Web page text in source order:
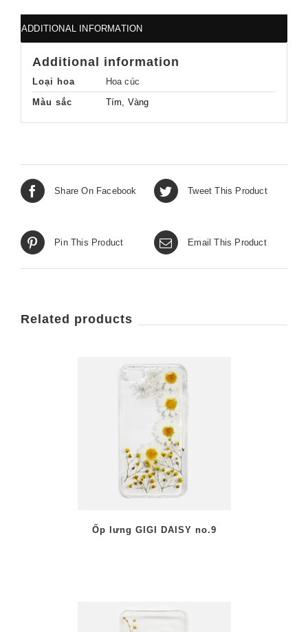
quantity
ADDITIONAL INFORMATION
Additional information
Loại hoa
Hoa cúc
Màu sắc
Tím, Vàng
Share On Facebook Tweet This Product
Pin This Product Email This Product
Related products
Ốp lưng GIGI DAISY no.9